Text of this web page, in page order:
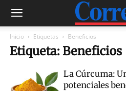
Inicio Etiquetas Beneficios
Etiqueta: Beneficios
La Cúrcuma:
potenciales